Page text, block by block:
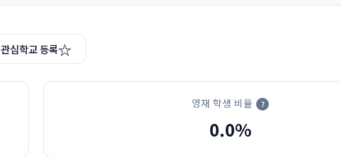
관심학교 등록☆
영재 학생 비율 ?
0.0%